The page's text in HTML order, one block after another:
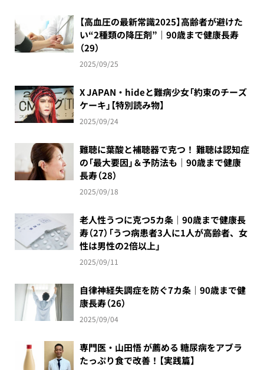
【高血圧の最新常識2025】高齢者が避けた
い“2種類の降圧剤”｜90歳まで健康長寿
（29）
2025/09/25
X JAPAN・hideと難病少女「約束のチーズ
ケーキ」【特別読み物】
2025/09/24
難聴に葉酸と補聴器で克つ！ 難聴は認知症
の「最大要因」＆予防法も｜90歳まで健康
長寿（28）
2025/09/18
老人性うつに克つ5カ条｜90歳まで健康長
寿（27）「うつ病患者3人に1人が高齢者、女
性は男性の2倍以上」
2025/09/11
自律神経失調症を防ぐ7カ条｜90歳まで健
康長寿（26）
2025/09/04
専門医・山田悟 が薦める 糖尿病をアブラ
たっぷり食で改善！【実践篇】